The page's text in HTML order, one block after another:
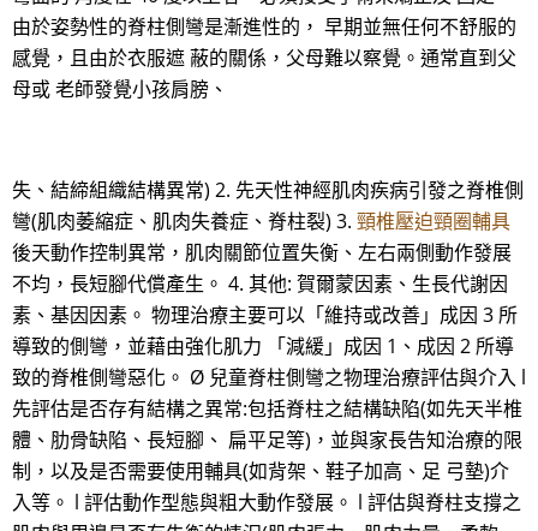
由於姿勢性的脊柱側彎是漸進性的， 早期並無任何不舒服的
感覺，且由於衣服遮 蔽的關係，父母難以察覺。通常直到父
母或 老師發覺小孩肩膀、
失、結締組織結構異常) 2. 先天性神經肌肉疾病引發之脊椎側
彎(肌肉萎縮症、肌肉失養症、脊柱裂) 3. 頸椎壓迫頸圈輔具
後天動作控制異常，肌肉關節位置失衡、左右兩側動作發展
不均，長短腳代償產生。 4. 其他: 賀爾蒙因素、生長代謝因
素、基因因素。 物理治療主要可以「維持或改善」成因 3 所
導致的側彎，並藉由強化肌力 「減緩」成因 1、成因 2 所導
致的脊椎側彎惡化。 Ø 兒童脊柱側彎之物理治療評估與介入 l
先評估是否存有結構之異常:包括脊柱之結構缺陷(如先天半椎
體、肋骨缺陷、長短腳、 扁平足等)，並與家長告知治療的限
制，以及是否需要使用輔具(如背架、鞋子加高、足 弓墊)介
入等。 l 評估動作型態與粗大動作發展。 l 評估與脊柱支撐之